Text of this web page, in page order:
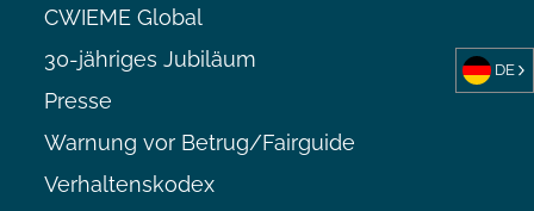
CWIEME Global
30-jähriges Jubiläum
Presse
Warnung vor Betrug/Fairguide
Verhaltenskodex
DE